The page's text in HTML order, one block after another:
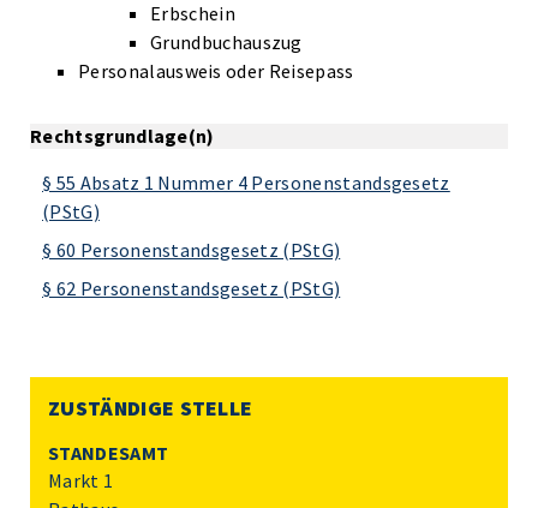
Erbschein
Grundbuchauszug
Personalausweis oder Reisepass
Rechtsgrundlage(n)
§ 55 Absatz 1 Nummer 4 Personenstandsgesetz
(PStG)
§ 60 Personenstandsgesetz (PStG)
§ 62 Personenstandsgesetz (PStG)
ZUSTÄNDIGE STELLE
STANDESAMT
Markt 1